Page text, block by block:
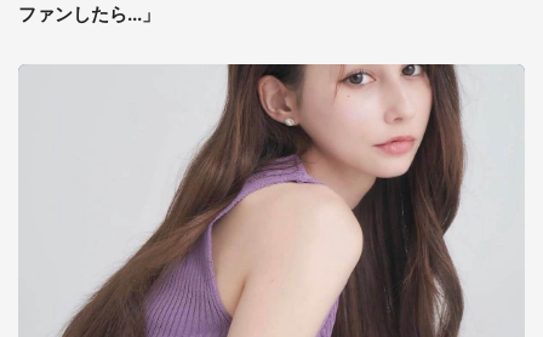
ファンしたら...」